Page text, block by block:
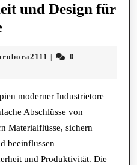
und Design für
Industrietore
gedacht
Sicherheit
und
Design
für
Zarobora2111
0
moderner Industrietore
Abschlüsse von
Materialflüsse, sichern
beeinflussen
und Produktivität. Die